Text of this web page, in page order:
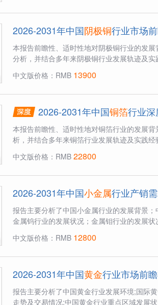
2026-2031年中国阴极铜行业市场
本报告前瞻性、适时性地对阴极铜行业的发
分析，并结合多年来阴极铜行业发展轨迹及
中文版价格：RMB 13900
2026-2031年中国铜箔行业
本报告前瞻性、适时性地对铜箔行业的发展
析，并结合多年来铜箔行业发展轨迹及实践
中文版价格：RMB22800
2026-2031年中国小金属行业产销
报告主要分析了中国小金属行业的发展背景
金属钨行业的发展状况；金属钼行业的发展
中文版价格：RMB 12800
2026-2031年中国黄金行业市场前
报告主要分析了中国黄金行业发展环境;国际
走势及交易情况;中国黄金行业重点区域发展